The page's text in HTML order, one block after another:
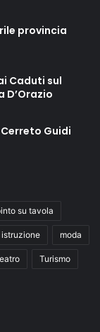
provincia
Caduti sul
D’Orazio
Guidi
su tavola
istruzione moda
Turismo